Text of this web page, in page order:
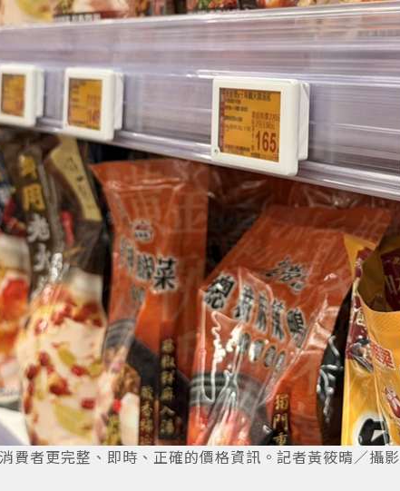
費者更完整、即時、正確的價格資訊。記者黃筱晴／攝影